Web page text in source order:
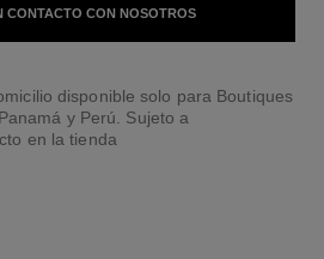
CONTACTO CON NOSOTROS
disponible solo para Boutiques
y Perú. Sujeto a
en la tienda